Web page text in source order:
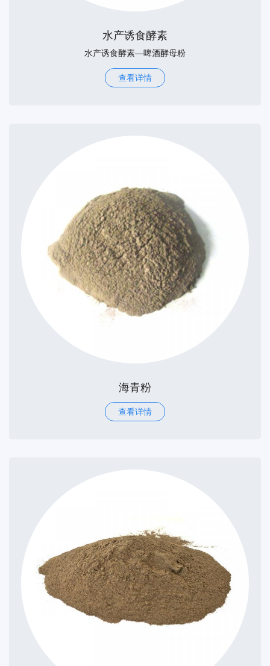
水产诱食酵素
水产诱食酵素—啤酒酵母粉
查看详情
海青粉
查看详情